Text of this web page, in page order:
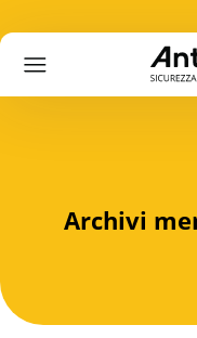
CarrelloAccedi Registrati
Cercare:
Azienda
Archivi